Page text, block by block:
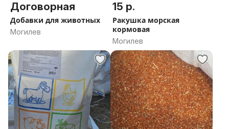
Договорная
Добавки для животных
Могилев
15 р.
Ракушка морская
кормовая
Могилев